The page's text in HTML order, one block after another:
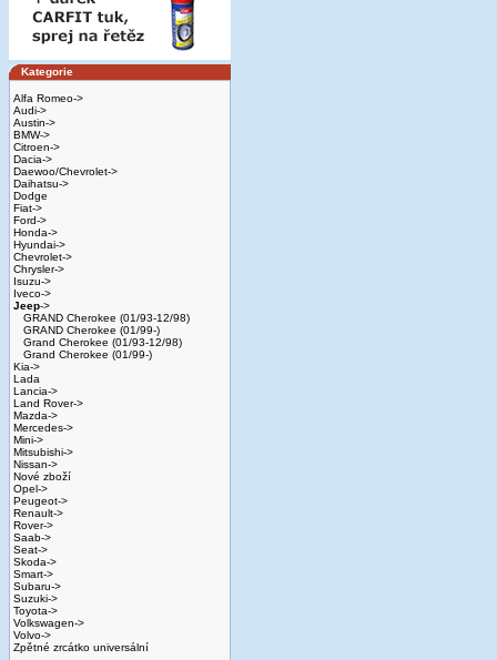
Kategorie
Alfa Romeo->
Audi->
Austin->
BMW->
Citroen->
Dacia->
Daewoo/Chevrolet->
Daihatsu->
Dodge
Fiat->
Ford->
Honda->
Hyundai->
Chevrolet->
Chrysler->
Isuzu->
Iveco->
Jeep->
GRAND Cherokee (01/93-12/98)
GRAND Cherokee (01/99-)
Grand Cherokee (01/93-12/98)
Grand Cherokee (01/99-)
Kia->
Lada
Lancia->
Land Rover->
Mazda->
Mercedes->
Mini->
Mitsubishi->
Nissan->
Nové zboží
Opel->
Peugeot->
Renault->
Rover->
Saab->
Seat->
Skoda->
Smart->
Subaru->
Suzuki->
Toyota->
Volkswagen->
Volvo->
Zpětné zrcátko universální